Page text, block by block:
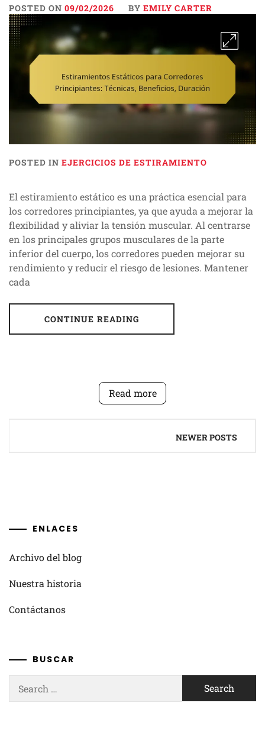
POSTED ON 09/02/2026 BY EMILY CARTER
POSTED IN EJERCICIOS DE ESTIRAMIENTO
El estiramiento estático es una práctica esencial para
los corredores principiantes, ya que ayuda a mejorar la
flexibilidad y aliviar la tensión muscular. Al centrarse
en los principales grupos musculares de la parte
inferior del cuerpo, los corredores pueden mejorar su
rendimiento y reducir el riesgo de lesiones. Mantener
cada
CONTINUE READING
Read more
NEWER POSTS
ENLACES
Archivo del blog
Nuestra historia
Contáctanos
BUSCAR
for: